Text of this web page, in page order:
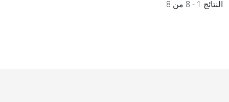
النتائج 1 - 8 من 8